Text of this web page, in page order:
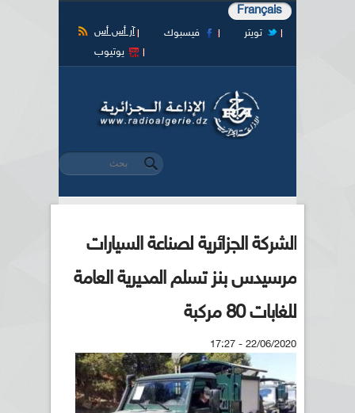
Français
آر أس أس فيسبوك
تويتر
يوتيوب
استمارة البحث
‏بحث ‏
الشركة الجزائرية لصناعة السيارات
مرسيدس بنز تسلم المديرية العامة
للغابات 80 مركبة
22/06/2020 - 17:27